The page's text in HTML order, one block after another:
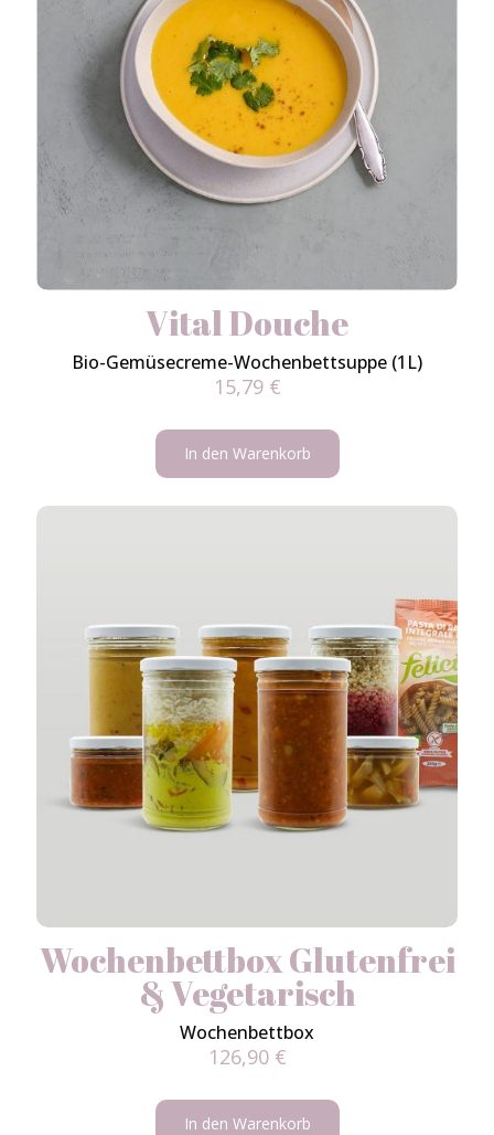
Vital Douche
Bio-Gemüsecreme-Wochenbettsuppe (1L)
15,79 €
In den Warenkorb
Wochenbettbox Glutenfrei
& Vegetarisch
Wochenbettbox
126,90 €
In den Warenkorb